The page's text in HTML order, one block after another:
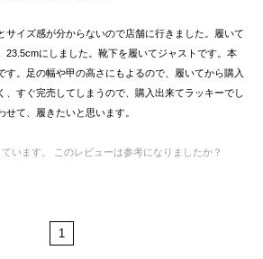
サイズ感が分からないので店舗に行きました。履いて
23.5cmにしました。靴下を履いてジャストです。本
す。足の幅や甲の高さにもよるので、履いてから購入
、すぐ完売してしまうので、購入出来てラッキーでし
て、履きたいと思います。
います。
このレビューは参考になりましたか？
1